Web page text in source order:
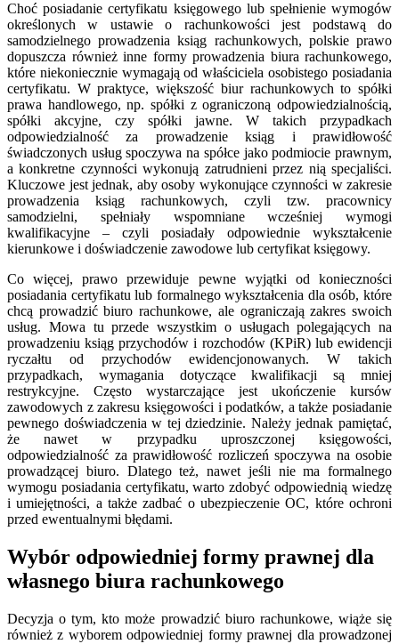
Choć posiadanie certyfikatu księgowego lub spełnienie wymogów
określonych w ustawie o rachunkowości jest podstawą do
samodzielnego prowadzenia ksiąg rachunkowych, polskie prawo
dopuszcza również inne formy prowadzenia biura rachunkowego,
które niekoniecznie wymagają od właściciela osobistego posiadania
certyfikatu. W praktyce, większość biur rachunkowych to spółki
prawa handlowego, np. spółki z ograniczoną odpowiedzialnością,
spółki akcyjne, czy spółki jawne. W takich przypadkach
odpowiedzialność za prowadzenie ksiąg i prawidłowość
świadczonych usług spoczywa na spółce jako podmiocie prawnym,
a konkretne czynności wykonują zatrudnieni przez nią specjaliści.
Kluczowe jest jednak, aby osoby wykonujące czynności w zakresie
prowadzenia ksiąg rachunkowych, czyli tzw. pracownicy
samodzielni, spełniały wspomniane wcześniej wymogi
kwalifikacyjne – czyli posiadały odpowiednie wykształcenie
kierunkowe i doświadczenie zawodowe lub certyfikat księgowy.
Co więcej, prawo przewiduje pewne wyjątki od konieczności
posiadania certyfikatu lub formalnego wykształcenia dla osób, które
chcą prowadzić biuro rachunkowe, ale ograniczają zakres swoich
usług. Mowa tu przede wszystkim o usługach polegających na
prowadzeniu ksiąg przychodów i rozchodów (KPiR) lub ewidencji
ryczałtu od przychodów ewidencjonowanych. W takich
przypadkach, wymagania dotyczące kwalifikacji są mniej
restrykcyjne. Często wystarczające jest ukończenie kursów
zawodowych z zakresu księgowości i podatków, a także posiadanie
pewnego doświadczenia w tej dziedzinie. Należy jednak pamiętać,
że nawet w przypadku uproszczonej księgowości,
odpowiedzialność za prawidłowość rozliczeń spoczywa na osobie
prowadzącej biuro. Dlatego też, nawet jeśli nie ma formalnego
wymogu posiadania certyfikatu, warto zdobyć odpowiednią wiedzę
i umiejętności, a także zadbać o ubezpieczenie OC, które ochroni
przed ewentualnymi błędami.
Wybór odpowiedniej formy prawnej dla
własnego biura rachunkowego
Decyzja o tym, kto może prowadzić biuro rachunkowe, wiąże się
również z wyborem odpowiedniej formy prawnej dla prowadzonej